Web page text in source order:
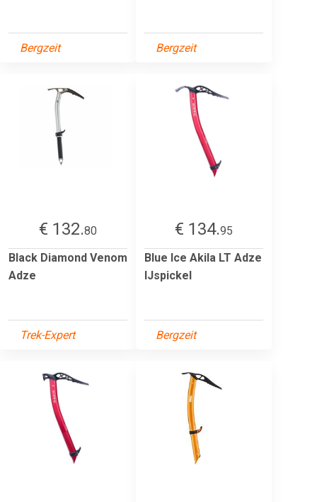
Bergzeit Bergzeit
€ 132.80
Black Diamond Venom
Adze
Trek-Expert
€ 134.95
Blue Ice Akila LT Adze
IJspickel
Bergzeit